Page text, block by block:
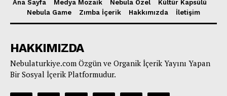
Ana Sayfa Medya Mozaik Nebula Özel
Kültür Kapsülü
Nebula Game
Zımba İçerik Hakkımızda İletişim
HAKKIMIZDA
Nebulaturkiye.com Özgün ve Organik İçerik Yayını Yapan
Bir Sosyal İçerik Platformudur.